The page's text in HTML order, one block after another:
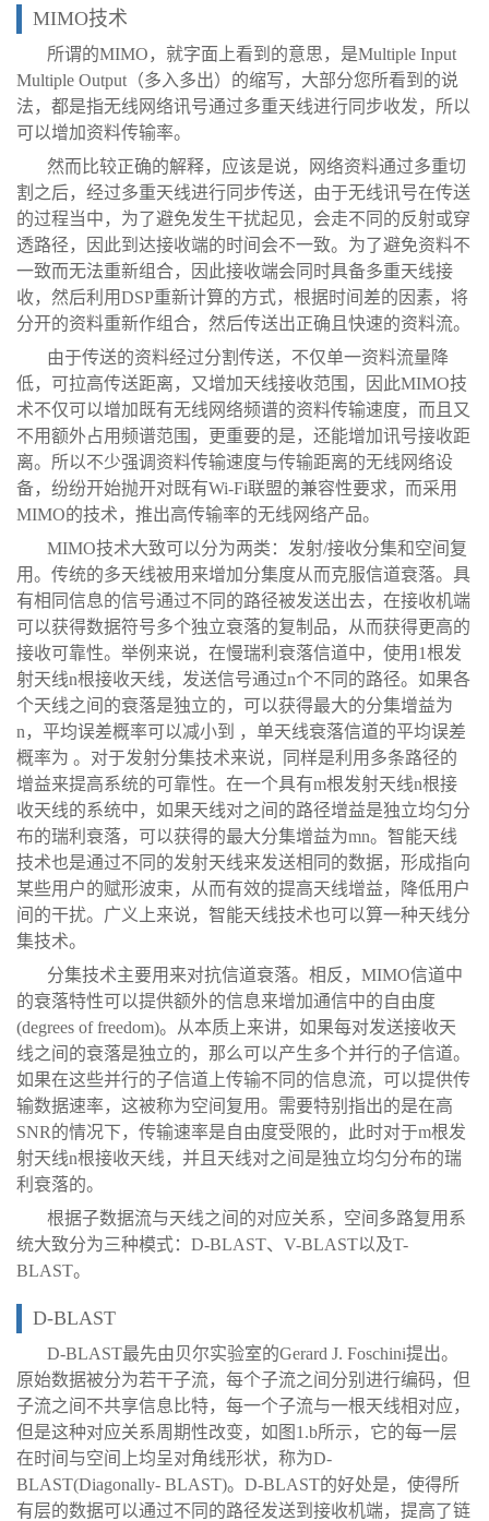
MIMO技术
所谓的MIMO，就字面上看到的意思，是Multiple Input
Multiple Output（多入多出）的缩写，大部分您所看到的说
法，都是指无线网络讯号通过多重天线进行同步收发，所以
可以增加资料传输率。
然而比较正确的解释，应该是说，网络资料通过多重切
割之后，经过多重天线进行同步传送，由于无线讯号在传送
的过程当中，为了避免发生干扰起见，会走不同的反射或穿
透路径，因此到达接收端的时间会不一致。为了避免资料不
一致而无法重新组合，因此接收端会同时具备多重天线接
收，然后利用DSP重新计算的方式，根据时间差的因素，将
分开的资料重新作组合，然后传送出正确且快速的资料流。
由于传送的资料经过分割传送，不仅单一资料流量降
低，可拉高传送距离，又增加天线接收范围，因此MIMO技
术不仅可以增加既有无线网络频谱的资料传输速度，而且又
不用额外占用频谱范围，更重要的是，还能增加讯号接收距
离。所以不少强调资料传输速度与传输距离的无线网络设
备，纷纷开始抛开对既有Wi-Fi联盟的兼容性要求，而采用
MIMO的技术，推出高传输率的无线网络产品。
MIMO技术大致可以分为两类：发射/接收分集和空间复
用。传统的多天线被用来增加分集度从而克服信道衰落。具
有相同信息的信号通过不同的路径被发送出去，在接收机端
可以获得数据符号多个独立衰落的复制品，从而获得更高的
接收可靠性。举例来说，在慢瑞利衰落信道中，使用1根发
射天线n根接收天线，发送信号通过n个不同的路径。如果各
个天线之间的衰落是独立的，可以获得最大的分集增益为
n，平均误差概率可以减小到 ，单天线衰落信道的平均误差
概率为 。对于发射分集技术来说，同样是利用多条路径的
增益来提高系统的可靠性。在一个具有m根发射天线n根接
收天线的系统中，如果天线对之间的路径增益是独立均匀分
布的瑞利衰落，可以获得的最大分集增益为mn。智能天线
技术也是通过不同的发射天线来发送相同的数据，形成指向
某些用户的赋形波束，从而有效的提高天线增益，降低用户
间的干扰。广义上来说，智能天线技术也可以算一种天线分
集技术。
分集技术主要用来对抗信道衰落。相反，MIMO信道中
的衰落特性可以提供额外的信息来增加通信中的自由度
(degrees of freedom)。从本质上来讲，如果每对发送接收天
线之间的衰落是独立的，那么可以产生多个并行的子信道。
如果在这些并行的子信道上传输不同的信息流，可以提供传
输数据速率，这被称为空间复用。需要特别指出的是在高
SNR的情况下，传输速率是自由度受限的，此时对于m根发
射天线n根接收天线，并且天线对之间是独立均匀分布的瑞
利衰落的。
根据子数据流与天线之间的对应关系，空间多路复用系
统大致分为三种模式：D-BLAST、V-BLAST以及T-
BLAST。
D-BLAST
D-BLAST最先由贝尔实验室的Gerard J. Foschini提出。
原始数据被分为若干子流，每个子流之间分别进行编码，但
子流之间不共享信息比特，每一个子流与一根天线相对应，
但是这种对应关系周期性改变，如图1.b所示，它的每一层
在时间与空间上均呈对角线形状，称为D-
BLAST(Diagonally- BLAST)。D-BLAST的好处是，使得所
有层的数据可以通过不同的路径发送到接收机端，提高了链